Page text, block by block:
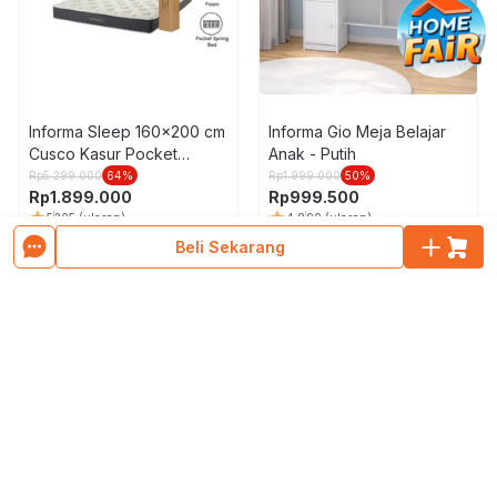
Informa Sleep 160x200 cm
Cusco Kasur Pocket
Springbed In Box
Rp5.299.000 64%
Rp1.899.000
5205 (ulasan)
Informa Gio Meja Belajar
Anak - Putih
Rp1.999.000 50%
Rp999.500
4.8 90 (ulasan)
Muat Lebih Banyak Produk
Beli Sekarang